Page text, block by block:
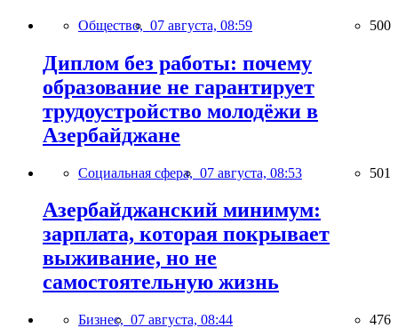
Общество, 07 августа, 08:59 500
Диплом без работы: почему
образование не гарантирует
трудоустройство молодёжи в
Азербайджане
Социальная сфера, 07 августа, 08:53 501
Азербайджанский минимум:
зарплата, которая покрывает
выживание, но не
самостоятельную жизнь
Бизнес, 07 августа, 08:44 476